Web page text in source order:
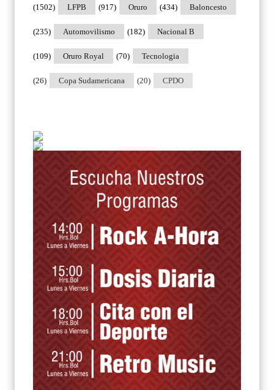
LFPB
(1502) Oruro
(917) Baloncesto
(434)
Automovilismo
(235) Nacional B
(182)
Oruro Royal
(109) Tecnologia
(70)
Copa Sudamericana
(26) CPDO
(20)